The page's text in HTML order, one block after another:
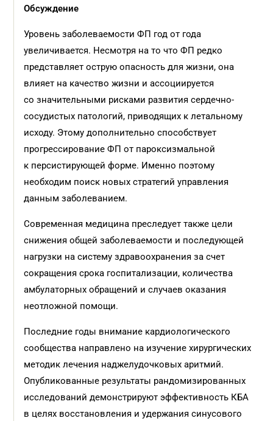
Обсуждение
Уровень заболеваемости ФП год от года
увеличивается. Несмотря на то что ФП редко
представляет острую опасность для жизни, она
влияет на качество жизни и ассоциируется
со значительными рисками развития сердечно-
сосудистых патологий, приводящих к летальному
исходу. Этому дополнительно способствует
прогрессирование ФП от пароксизмальной
к персистирующей форме. Именно поэтому
необходим поиск новых стратегий управления
данным заболеванием.
Современная медицина преследует также цели
снижения общей заболеваемости и последующей
нагрузки на систему здравоохранения за счет
сокращения срока госпитализации, количества
амбулаторных обращений и случаев оказания
неотложной помощи.
Последние годы внимание кардиологического
сообщества направлено на изучение хирургических
методик лечения наджелудочковых аритмий.
Опубликованные результаты рандомизированных
исследований демонстрируют эффективность КБА
в целях восстановления и удержания синусового